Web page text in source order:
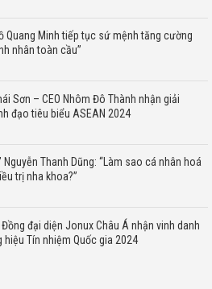
Quang Minh tiếp tục sứ mệnh tăng cường
nhân toàn cầu”
Sơn – CEO Nhôm Đô Thành nhận giải
đạo tiêu biểu ASEAN 2024
Nguyễn Thanh Dũng: “Làm sao cá nhân hoá
trị nha khoa?”
Đồng đại diện Jonux Châu Á nhận vinh danh
hiệu Tín nhiệm Quốc gia 2024